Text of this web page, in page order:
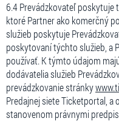
6.4 Prevádzkovateľ poskytuje
ktoré Partner ako komerčný
služieb poskytuje
poskytovaní týchto služieb, a
používať. K týmto údajom
dodávatelia služieb
prevádzkovanie stránky
Predajnej siete Ticketportal, a
stanovenom právnymi